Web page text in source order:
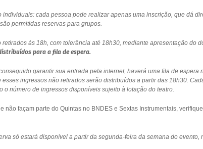
individuais: cada pessoa pode realizar apenas uma inscrição, que dá
permitidas reservas para grupos.
retirados às 18h, com tolerância até 18h30, mediante apresentação do
para a fila de espera.
garantir sua entrada pela internet, haverá uma fila de espera
esses ingressos não retirados serão distribuídos a partir das 18h30.
o número de ingressos disponíveis sujeito à lotação do teatro.
não façam parte do Quintas no BNDES e Sextas Instrumentais,
só estará disponível a partir da segunda-feira da semana do evento,